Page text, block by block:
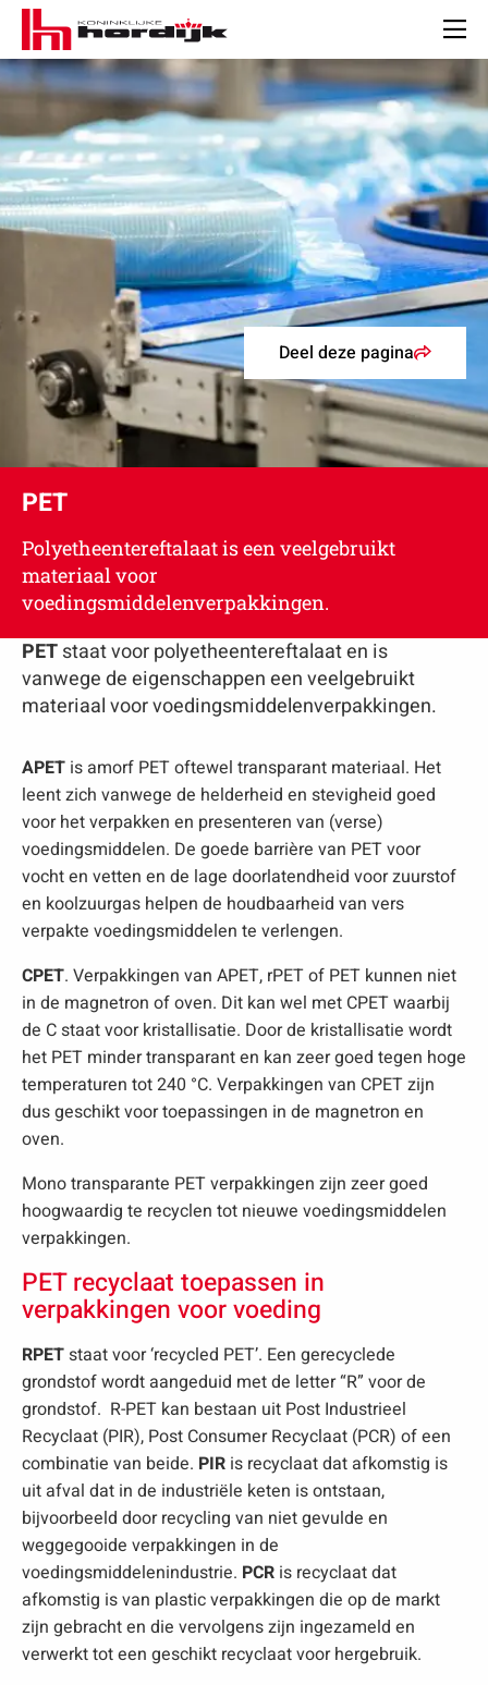
Koninklijke
Hordijk
PET
Polyetheentereftalaat is een veelgebruikt
materiaal voor
voedingsmiddelenverpakkingen.
Deel deze pagina
PETstaat voor polyetheentereftalaat en is
vanwege de eigenschappen een veelgebruikt
materiaal voor voedingsmiddelenverpakkingen.
APET is amorf PET oftewel transparant materiaal. Het
leent zich vanwege de helderheid en stevigheid goed
voor het verpakken en presenteren van (verse)
voedingsmiddelen. De goede barrière van PET voor
vocht en vetten en de lage doorlatendheid voor zuurstof
en koolzuurgas helpen de houdbaarheid van vers
verpakte voedingsmiddelen te verlengen.
CPET. Verpakkingen van APET, rPET of PET kunnen niet
in de magnetron of oven. Dit kan wel met CPET waarbij
de C staat voor kristallisatie. Door de kristallisatie wordt
het PET minder transparant en kan zeer goed tegen hoge
temperaturen tot 240 °C. Verpakkingen van CPET zijn
dus geschikt voor toepassingen in de magnetron en
oven.
Mono transparante PET verpakkingen zijn zeer goed
hoogwaardig te recyclen tot nieuwe voedingsmiddelen
verpakkingen.
PET recyclaat toepassen in
verpakkingen voor voeding
RPETstaat voor ‘recycled PET’. Een gerecyclede
grondstof wordt aangeduid met de letter “R” voor de
grondstof. R-PET kan bestaan uit Post Industrieel
Recyclaat (PIR), Post Consumer Recyclaat (PCR) of een
combinatie van beide. PIR is recyclaat dat afkomstig is
uit afval dat in de industriële keten is ontstaan,
bijvoorbeeld door recycling van niet gevulde en
weggegooide verpakkingen in de
voedingsmiddelenindustrie. PCR is recyclaat dat
afkomstig is van plastic verpakkingen die op de markt
zijn gebracht en die vervolgens zijn ingezameld en
verwerkt tot een geschikt recyclaat voor hergebruik.